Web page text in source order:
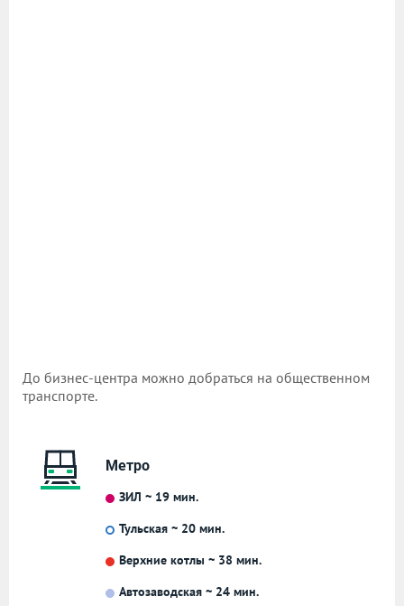
До бизнес-центра можно добраться на общественном
транспорте.
Метро
ЗИЛ ~ 19 мин.
Тульская ~ 20 мин.
Верхние котлы ~ 38 мин.
Автозаводская ~ 24 мин.